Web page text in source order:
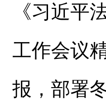
《习近平
工作会议
报，部署